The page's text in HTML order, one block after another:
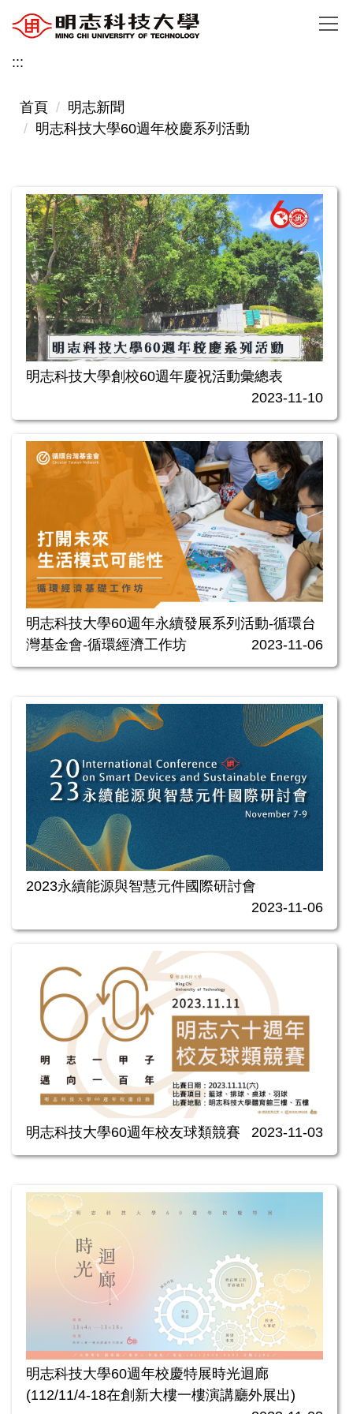
到
主
內
:::
首頁
明志新聞
明志科技大學60週年校慶系列活動
明志科技大學創校60週年慶祝活動彙總表
2023-11-10
明志科技大學60週年永續發展系列活動-循環台
灣基金會-循環經濟工作坊
2023-11-06
2023永續能源與智慧元件國際研討會
2023-11-06
明志科技大學60週年校友球類競賽 2023-11-03
明志科技大學60週年校慶特展­­­時光迴廊
(112/11/4-18在創新大樓一樓演講廳外展出)